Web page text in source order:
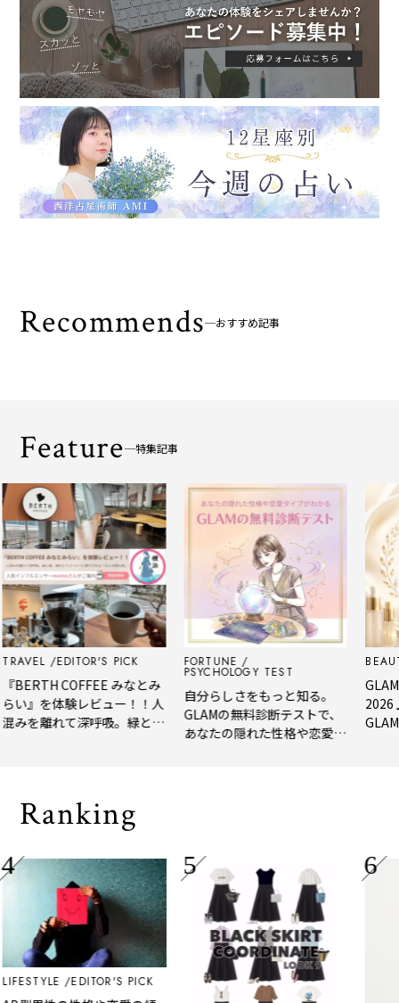
Recommends おすすめ記事
Feature 特集記事
EDITOR'S PICK
COFFEE みなとみ
を体験レビュー！！人
離れて深呼吸。緑と
FORTUNE
PSYCHOLOGY TEST
自分らしさをもっと知る。
GLAMの無料診断テストで、
あなたの隠れた性格や恋愛タ
BEAUTY
GLAM
2026 上
GLAM編
Ranking
EDITOR'S PICK